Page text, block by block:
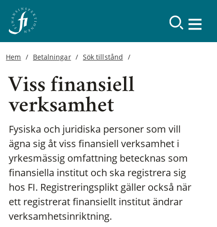
Hem Betalningar Sök tillstånd
Viss finansiell
verksamhet
Fysiska och juridiska personer som vill
ägna sig åt viss finansiell verksamhet i
yrkesmässig omfattning betecknas som
finansiella institut och ska registrera sig
hos FI. Registreringsplikt gäller också när
ett registrerat finansiellt institut ändrar
verksamhetsinriktning.